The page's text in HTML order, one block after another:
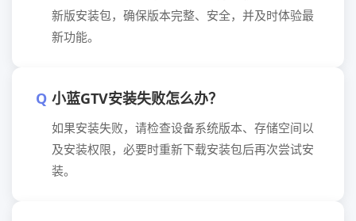
新版安装包，确保版本完整、安全，并及时体验最
新功能。
小蓝GTV安装失败怎么办？
如果安装失败，请检查设备系统版本、存储空间以
及安装权限，必要时重新下载安装包后再次尝试安
装。